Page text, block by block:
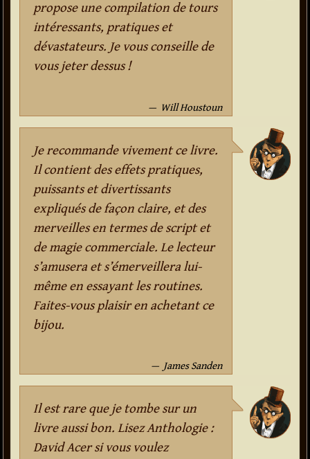
propose une compilation de tours
intéressants, pratiques et
dévastateurs. Je vous conseille de
vous jeter dessus !
Will Houstoun
Je recommande vivement ce livre.
Il contient des effets pratiques,
puissants et divertissants
expliqués de façon claire, et des
merveilles en termes de script et
de magie commerciale. Le lecteur
s’amusera et s’émerveillera lui-
même en essayant les routines.
Faites-vous plaisir en achetant ce
bijou.
James Sanden
Il est rare que je tombe sur un
livre aussi bon. Lisez Anthologie :
David Acer si vous voulez